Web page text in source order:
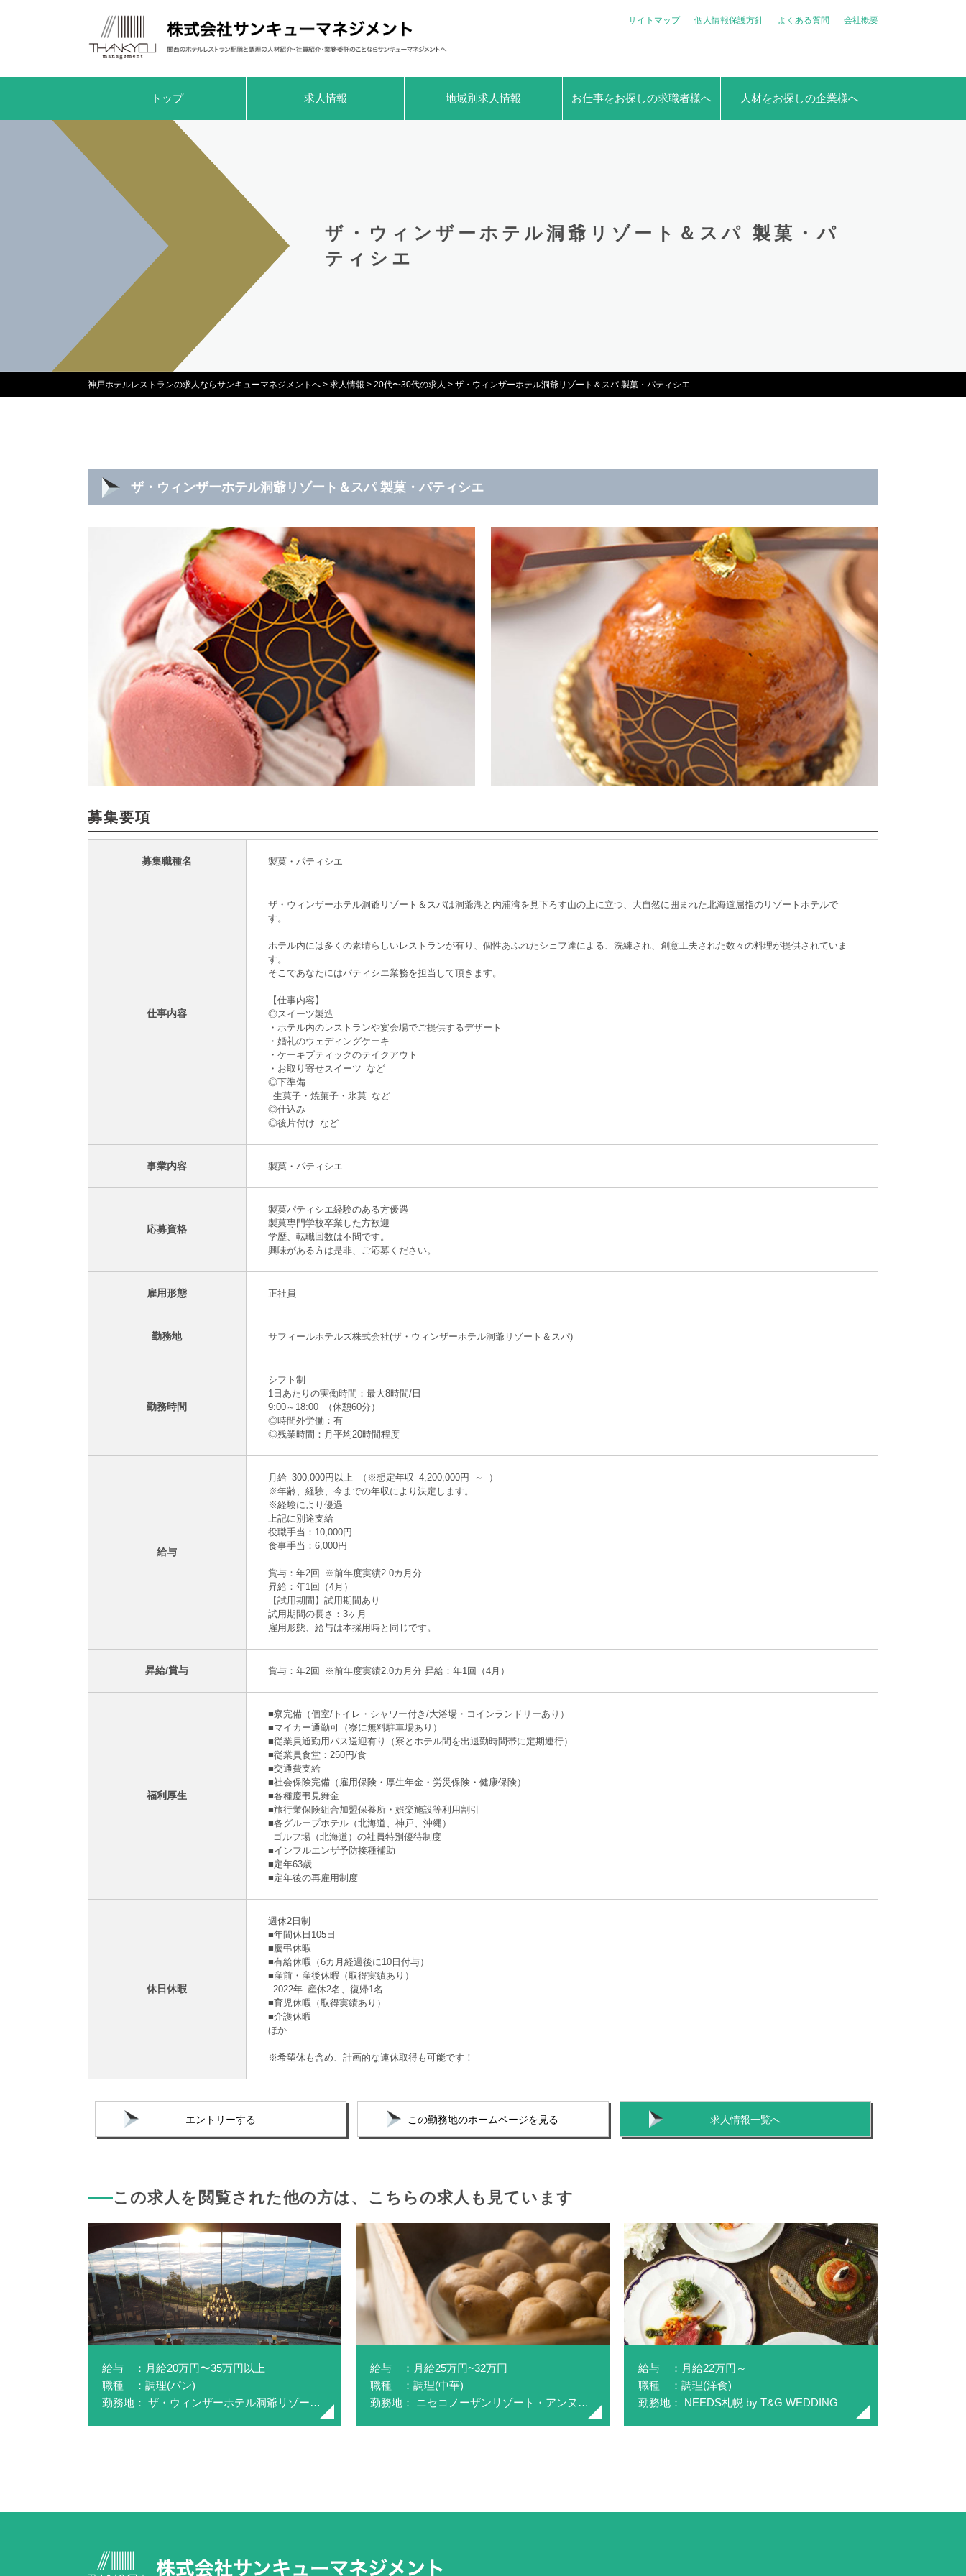
サイトマップ 個人情報保護方針 よくある質問 会社概要
トップ 求人情報 地域別求人情報 お仕事をお探しの求職者様へ 人材をお探しの企業様へ
ザ・ウィンザーホテル洞爺リゾート＆スパ 製菓・パ
ティシエ
神戸ホテルレストランの求人ならサンキューマネジメントへ > 求人情報 > 20代〜30代の求人 > ザ・ウィンザーホテル洞爺リゾート＆スパ 製菓・パティシエ
ザ・ウィンザーホテル洞爺リゾート＆スパ 製菓・パティシエ
募集要項
募集職種名 製菓・パティシエ
仕事内容
ザ・ウィンザーホテル洞爺リゾート＆スパは洞爺湖と内浦湾を見下ろす山の上に立つ、大自然に囲まれた北海道屈指のリゾートホテルで
す。
ホテル内には多くの素晴らしいレストランが有り、個性あふれたシェフ達による、洗練され、創意工夫された数々の料理が提供されていま
す。
そこであなたにはパティシエ業務を担当して頂きます。
【仕事内容】
◎スイーツ製造
・ホテル内のレストランや宴会場でご提供するデザート
・婚礼のウェディングケーキ
・ケーキブティックのテイクアウト
・お取り寄せスイーツ など
◎下準備
生菓子・焼菓子・氷菓 など
◎仕込み
◎後片付け など
事業内容 製菓・パティシエ
応募資格
製菓パティシエ経験のある方優遇
製菓専門学校卒業した方歓迎
学歴、転職回数は不問です。
興味がある方は是非、ご応募ください。
雇用形態 正社員
勤務地 サフィールホテルズ株式会社(ザ・ウィンザーホテル洞爺リゾート＆スパ)
勤務時間
シフト制
1日あたりの実働時間：最大8時間/日
9:00～18:00 （休憩60分）
◎時間外労働：有
◎残業時間：月平均20時間程度
給与
月給 300,000円以上 （※想定年収 4,200,000円 ～ ）
※年齢、経験、今までの年収により決定します。
※経験により優遇
上記に別途支給
役職手当：10,000円
食事手当：6,000円
賞与：年2回 ※前年度実績2.0カ月分
昇給：年1回（4月）
【試用期間】試用期間あり
試用期間の長さ：3ヶ月
雇用形態、給与は本採用時と同じです。
昇給/賞与 賞与：年2回 ※前年度実績2.0カ月分 昇給：年1回（4月）
福利厚生
■寮完備（個室/トイレ・シャワー付き/大浴場・コインランドリーあり）
■マイカー通勤可（寮に無料駐車場あり）
■従業員通勤用バス送迎有り（寮とホテル間を出退勤時間帯に定期運行）
■従業員食堂：250円/食
■交通費支給
■社会保険完備（雇用保険・厚生年金・労災保険・健康保険）
■各種慶弔見舞金
■旅行業保険組合加盟保養所・娯楽施設等利用割引
■各グループホテル（北海道、神戸、沖縄）
ゴルフ場（北海道）の社員特別優待制度
■インフルエンザ予防接種補助
■定年63歳
■定年後の再雇用制度
休日休暇
週休2日制
■年間休日105日
■慶弔休暇
■有給休暇（6カ月経過後に10日付与）
■産前・産後休暇（取得実績あり）
2022年 産休2名、復帰1名
■育児休暇（取得実績あり）
■介護休暇
ほか
※希望休も含め、計画的な連休取得も可能です！
エントリーする この勤務地のホームページを見る 求人情報一覧へ
この求人を閲覧された他の方は、 こちらの求人も見ています
給与 ：月給20万円〜35万円以上
職種 ：調理(パン)
勤務地： ザ・ウィンザーホテル洞爺リゾート＆スパ
給与 ：月給25万円~32万円
職種 ：調理(中華)
勤務地： ニセコノーザンリゾート・アンヌプリ
給与 ：月給22万円～
職種 ：調理(洋食)
勤務地： NEEDS札幌 by T&G WEDDING